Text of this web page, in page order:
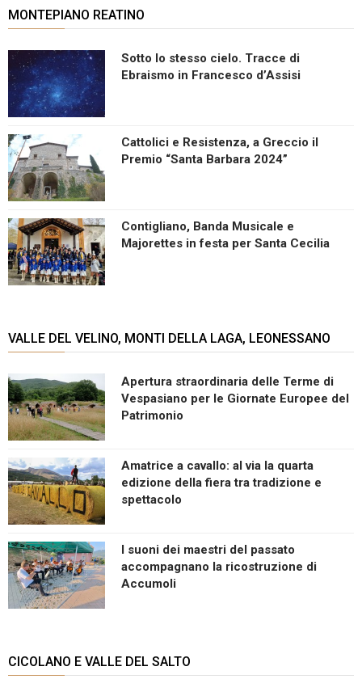
MONTEPIANO REATINO
Sotto lo stesso cielo. Tracce di
Ebraismo in Francesco d’Assisi
Cattolici e Resistenza, a Greccio il
Premio “Santa Barbara 2024”
Contigliano, Banda Musicale e
Majorettes in festa per Santa Cecilia
VALLE DEL VELINO, MONTI DELLA LAGA, LEONESSANO
Apertura straordinaria delle Terme di
Vespasiano per le Giornate Europee del
Patrimonio
Amatrice a cavallo: al via la quarta
edizione della fiera tra tradizione e
spettacolo
I suoni dei maestri del passato
accompagnano la ricostruzione di
Accumoli
CICOLANO E VALLE DEL SALTO